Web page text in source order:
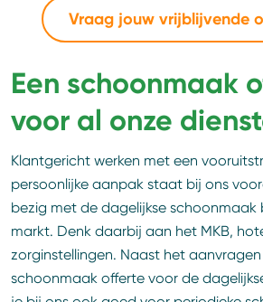
Vraag jouw vrijblijvende
Een schoonmaak
voor al onze
Klantgericht werken met een
persoonlijke aanpak staat bij ons
bezig met de dagelijkse schoonmaak
markt. Denk daarbij aan het MKB,
zorginstellingen. Naast het
schoonmaak offerte voor de